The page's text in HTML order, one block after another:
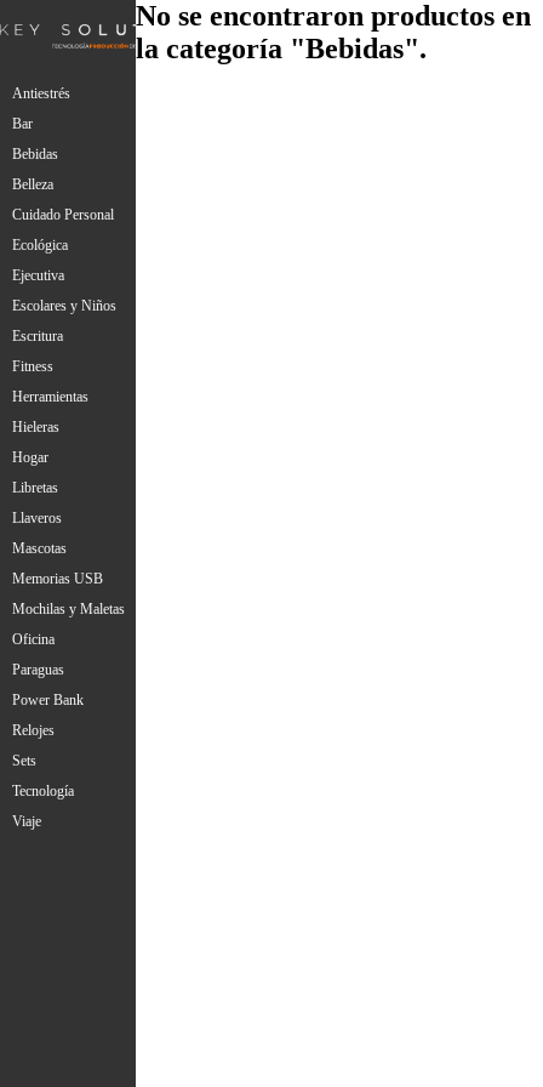
Antiestrés
Bar
Bebidas
Belleza
Cuidado Personal
Ecológica
Ejecutiva
Escolares y Niños
Escritura
Fitness
Herramientas
Hieleras
Hogar
Libretas
Llaveros
Mascotas
Memorias USB
Mochilas y Maletas
Oficina
Paraguas
Power Bank
Relojes
Sets
Tecnología
Viaje
No se encontraron productos en
la categoría "Bebidas".